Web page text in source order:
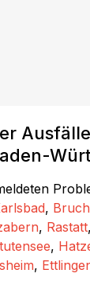
,
, Rastatt,
,
,